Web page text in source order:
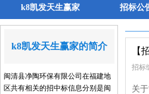
k8凯发天生赢家 招标公
k8凯发天生赢家的简介
闽清县净陶环保有限公司在福建地
区共有相关的招中标信息分别是闽
【
招标
关